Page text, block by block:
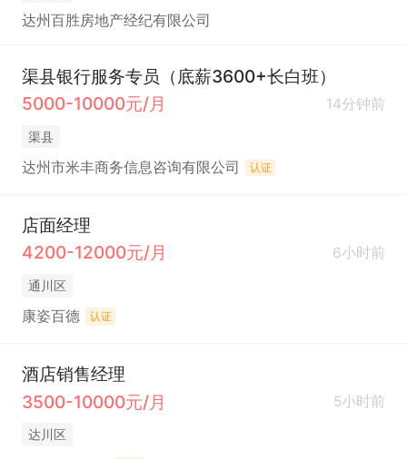
达州百胜房地产经纪有限公司
渠县银行服务专员（底薪3600+长白班）
5000-10000元/月
14分钟前
渠县
达州市米丰商务信息咨询有限公司 认证
店面经理
4200-12000元/月
6小时前
通川区
康姿百德 认证
酒店销售经理
3500-10000元/月
5小时前
达川区